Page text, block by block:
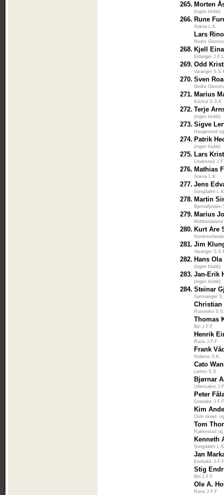
265. Morten
(ingen klubb)
266. Rune
Sokna L.K.
Lars
Nedre
268. Kjell
Eidanger J.F.L
269. Odd
Varanger
270. Sven
Nedre
271. Marius
Kismul S.S.K
272. Terje
(ingen klubb)
273. Sigve
Haugesund
274. Patrik
(ingen klubb)
275. Lars
Lindesnes
276. Mathias
Sokna L.K.
277. Jens
Songdalen
278. Martin
Bjørnafjorden
279. Marius
280. Kurt Are
281. Jim
Varanger
282. Hans
(ingen klubb)
283. Jan-Erik
(ingen klubb)
284. Steinar
Samnanger
Christian
Romerike
Thomas
Biri J.F.F
Henrik
Rana J.F.F
Frank
Nidaros S.K.
Cato
Løiten S.S.
Bjørnar
Ullensaker
Peter
Enebakk
Kim
Oslo skeet-
Tom
Rakkestad
Kenneth
Songdalen
Jan
Enebakk
Stig
Biri J.F.F
Ole A.
Rana J.F.F